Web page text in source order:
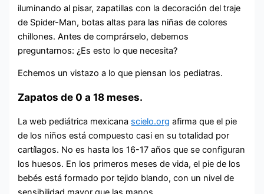
iluminando al pisar, zapatillas con la decoración del traje
de Spider-Man, botas altas para las niñas de colores
chillones. Antes de comprárselo, debemos
preguntarnos: ¿Es esto lo que necesita?
Echemos un vistazo a lo que piensan los pediatras.
Zapatos de 0 a 18 meses.
La web pediátrica mexicana scielo.org afirma que el pie
de los niños está compuesto casi en su totalidad por
cartílagos. No es hasta los 16-17 años que se configuran
los huesos. En los primeros meses de vida, el pie de los
bebés está formado por tejido blando, con un nivel de